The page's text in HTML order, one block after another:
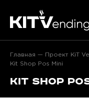
Главная Проект KiT
Kit Shop Pos Mini
Kit Shop